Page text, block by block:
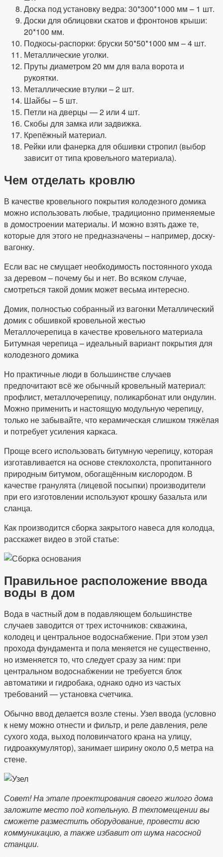
Доска под установку ведра: 30*300*1000 мм – 1 шт.
Доски для облицовки скатов и фронтонов крыши:
20*100 мм.
Подкосы-распорки: бруски 50*50*1000 мм – 4 шт.
Металлические уголки.
Пруты диаметром 20 мм для вала ворота и
рукоятки.
Металлические втулки – 2 шт.
Шайбы – 5 шт.
Петли на дверцы — 2 или 4 шт.
Скобы для замка или задвижка.
Крепёжный материал.
Рейки или фанерка для обшивки стропил (выбор
зависит от типа кровельного материала).
Чем отделать кровлю
В качестве кровельного покрытия колодезного домика
можно использовать любые, традиционно применяемые
в домостроении материалы. И можно взять даже те,
которые для этого не предназначены – например, доску-
вагонку.
Если вас не смущает необходимость постоянного ухода
за деревом – почему бы и нет. Во всяком случае,
смотреться такой домик может весьма интересно.
Домик, полностью собранный из вагонки Металлический
домик с обшивкой кровельной жестью
Металлочерепица в качестве кровельного материала
Битумная черепица – идеальный вариант покрытия для
колодезного домика
Но практичные люди в большинстве случаев
предпочитают всё же обычный кровельный материал:
профлист, металлочерепицу, поликарбонат или ондулин.
Можно применить и настоящую модульную черепицу,
только не забывайте, что керамическая слишком тяжёлая
и потребует усиления каркаса.
Проще всего использовать битумную черепицу, которая
изготавливается на основе стеклохолста, пропитанного
природным битумом, обогащённым кислородом. В
качестве гранулята (лицевой посыпки) производители
при его изготовлении используют крошку базальта или
сланца.
Как производится сборка закрытого навеса для колодца,
расскажет видео в этой статье:
Правильное расположение ввода
воды в дом
Вода в частный дом в подавляющем большинстве
случаев заводится от трех источников: скважина,
колодец и центральное водоснабжение. При этом узел
прохода фундамента и пола меняется не существенно,
но изменяется то, что следует сразу за ним: при
центральном водоснабжении не требуется блок
автоматики и гидробака, однако одно из частых
требований — установка счетчика.
Обычно ввод делается возле стены. Узел ввода (условно
к нему можно отнести и фильтр, и реле давления, реле
сухого хода, выход половинчатого крана на улицу,
гидроаккумулятор), занимает ширину около 0,5 метра на
стене.
Совет! На этапе проектирования своего жилого дома
заложите место под котельную. В техпомещении вы
сможете разместить оборудование, провести всю
коммуникацию, а также избавит от шума насосной
станции.